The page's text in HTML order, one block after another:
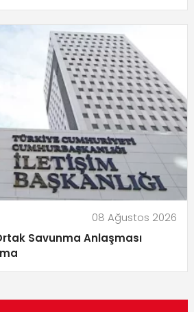
08 Ağustos 2026
Savunma Anlaşması